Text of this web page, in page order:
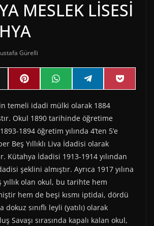
MESLEK LİSESİ
Gürelli
Share
on
P
i
t
e
e
s
t
Share
on
W
h
t
s
A
p
p
Share
on
e
e
g
r
a
m
Share
on
P
o
temeli idadi mülki olarak 1884
Okul 1890 tarihinde öğretime
1894 öğretim yılında 4’ten 5’e
Beş Yıllıklı Liva İdadisi olarak
Kütahya İdadisi 1913-1914 yılından
şeklini almıştır. Ayrıca 1917 yılına
yıllık olan okul, bu tarihte hem
hem de beşi kısmı iptidai, dördü
dokuz sınıflı leyli (yatılı) olarak
Savaşı sırasında kapalı kalan okul,